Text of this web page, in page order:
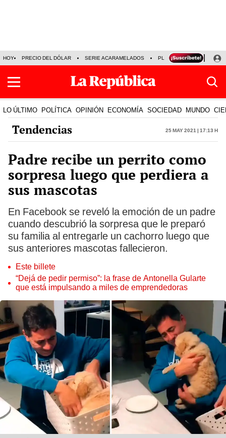
HOY PRECIO DEL DÓLAR SERIE ACARAMELADOS PLAZA VEA
LO ÚLTIMO POLÍTICA OPINIÓN ECONOMÍA SOCIEDAD MUNDO
Tendencias 25 May 2021 | 17:13 h
Padre recibe un perrito como
sorpresa luego que perdiera a
sus mascotas
En Facebook se reveló la emoción de un padre
cuando descubrió la sorpresa que le preparó
su familia al entregarle un cachorro luego que
sus anteriores mascotas fallecieron.
Este billete
“Dejá de pedir permiso”: la frase de Antonella Gularte
que está impulsando a miles de emprendedoras